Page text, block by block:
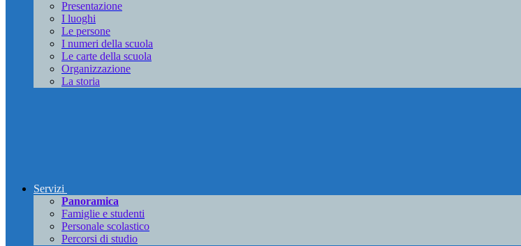
Presentazione
I luoghi
Le persone
I numeri della scuola
Le carte della scuola
Organizzazione
La storia
Servizi
Panoramica
Famiglie e studenti
Personale scolastico
Percorsi di studio